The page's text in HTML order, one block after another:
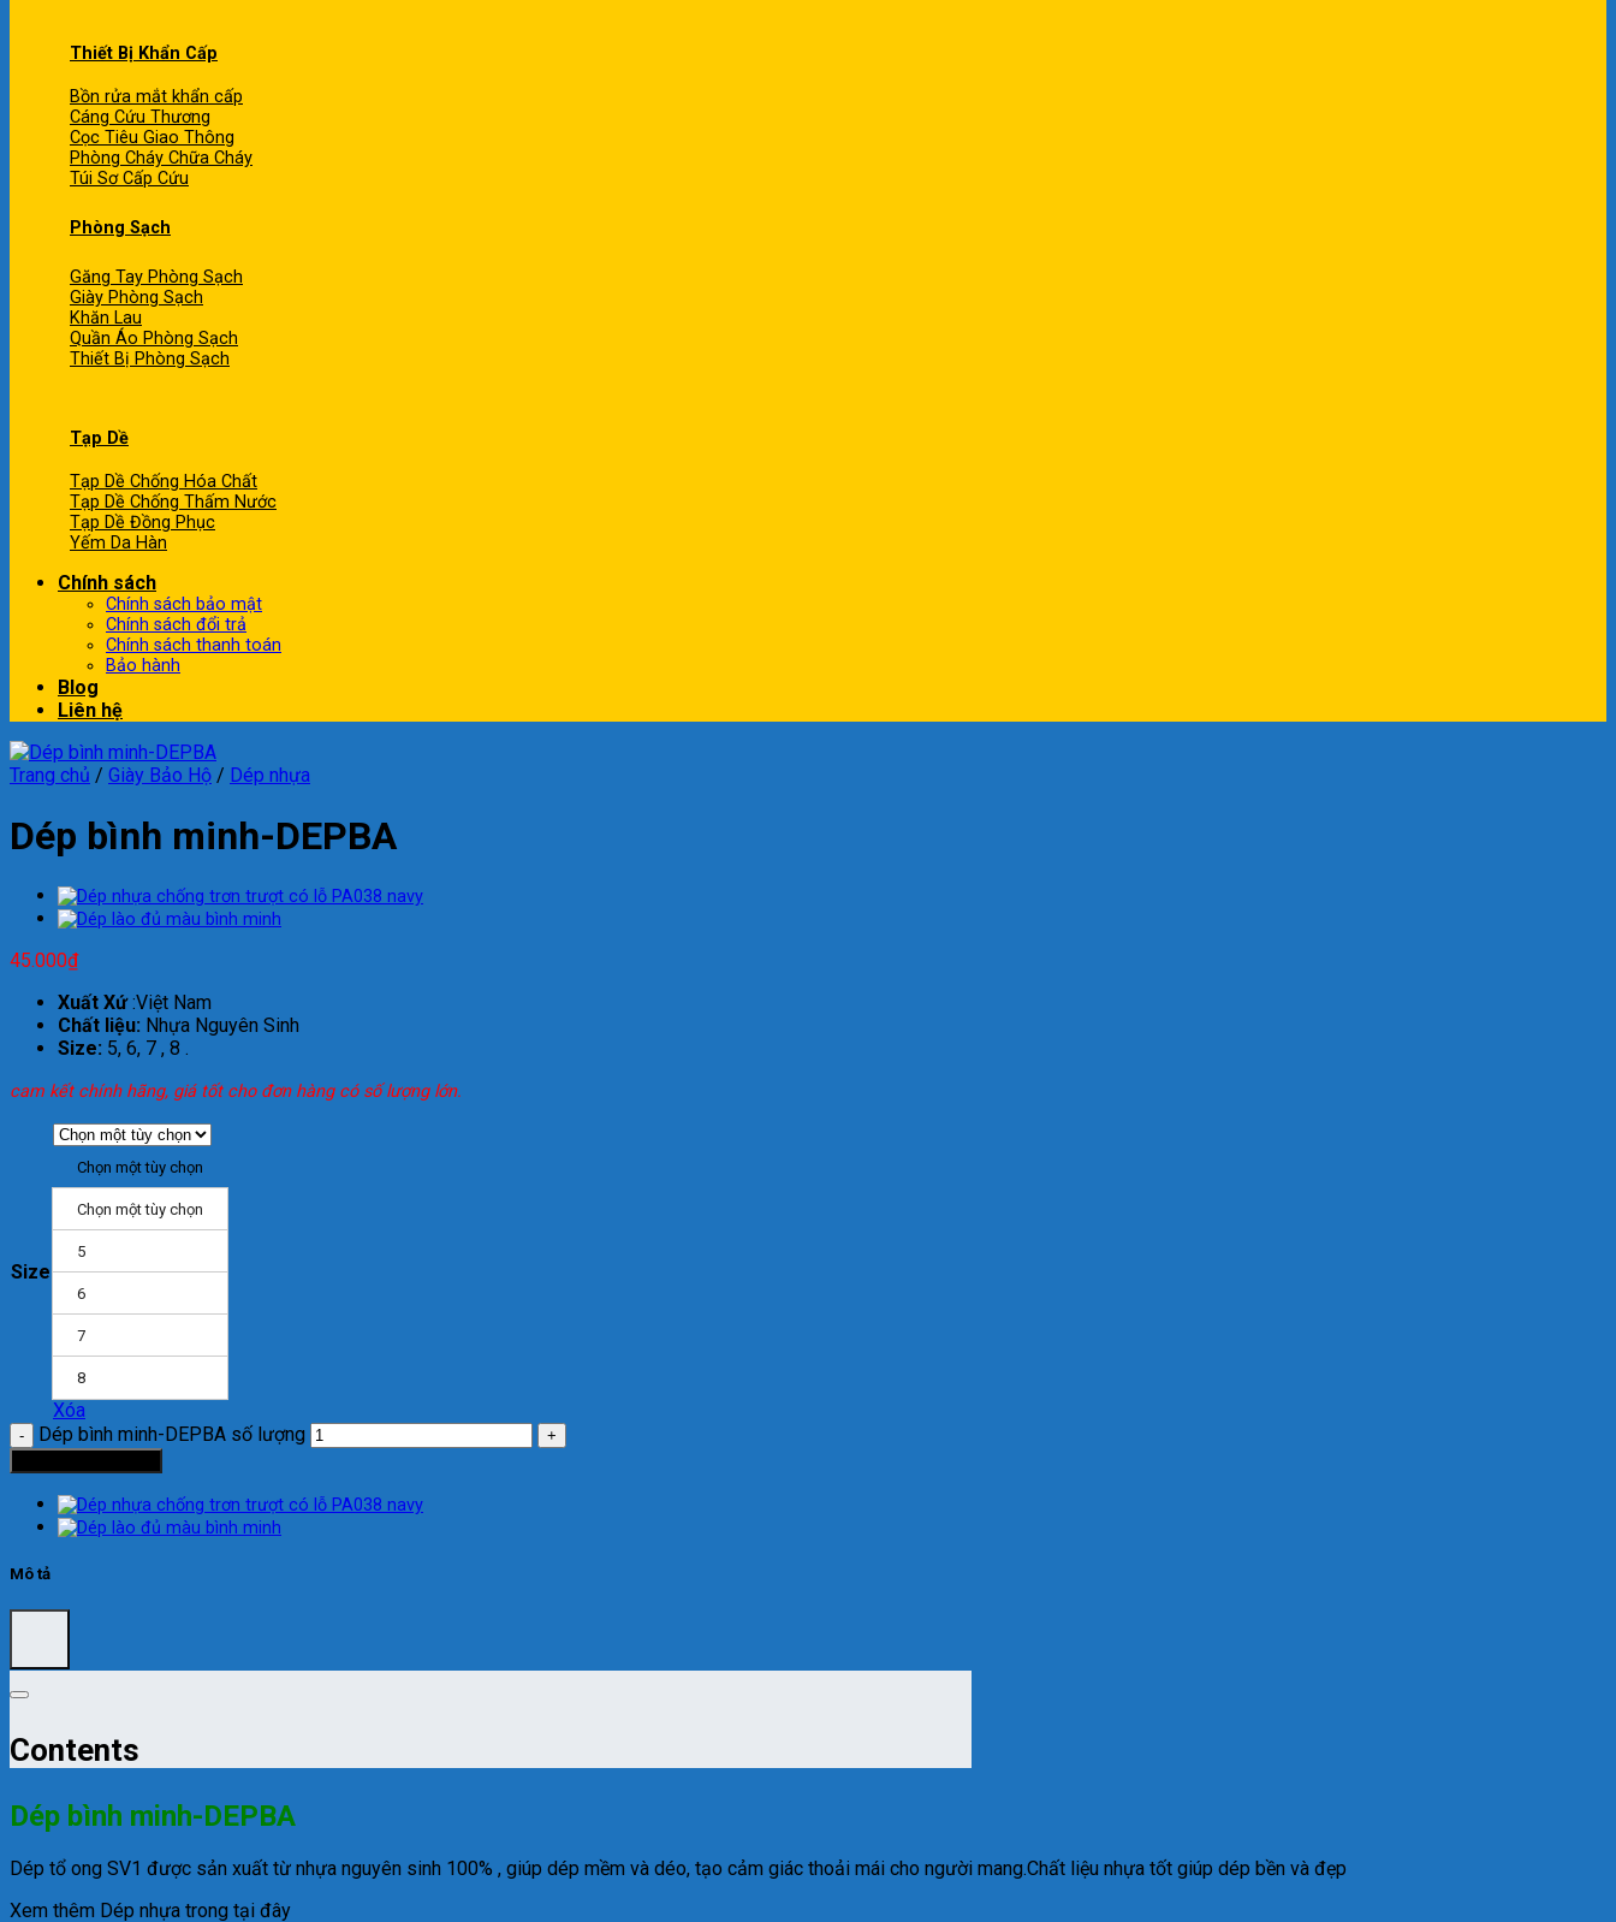
Thiết Bị Khẩn Cấp
Bồn rửa mắt khẩn cấp
Cáng Cứu Thương
Cọc Tiêu Giao Thông
Phòng Cháy Chữa Cháy
Túi Sơ Cấp Cứu
Phòng Sạch
Găng Tay Phòng Sạch
Giày Phòng Sạch
Khăn Lau
Quần Áo Phòng Sạch
Thiết Bị Phòng Sạch
Tạp Dề
Tạp Dề Chống Hóa Chất
Tạp Dề Chống Thấm Nước
Tạp Dề Đồng Phục
Yếm Da Hàn
Chính sách
Chính sách bảo mật
Chính sách đổi trả
Chính sách thanh toán
Bảo hành
Blog
Liên hệ
Trang chủ / Giày Bảo Hộ / Dép nhựa
Dép bình minh-DEPBA
45.000₫
Xuất Xứ:Việt Nam
Chất liệu: Nhựa Nguyên Sinh
Size: 5, 6, 7 , 8 .
cam kết chính hãng, giá tốt cho đơn hàng có số lượng lớn.
Size
Chọn một tùy chọn
Chọn một tùy chọn
5
6
7
8
Xóa
Dép bình minh-DEPBA số lượng
Mô tả
Contents
Dép bình minh-DEPBA
Dép tổ ong SV1 được sản xuất từ nhựa nguyên sinh 100% , giúp dép mềm và déo, tạo cảm giác thoải mái cho người mang.Chất liệu nhựa tốt giúp dép bền và đẹp
Xem thêm Dép nhựa trong tại đây